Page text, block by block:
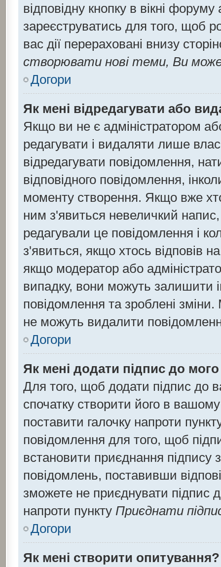
відповідну кнопку в вікні
зареєструватись для того, щоб
вас дії перераховані внизу
створювати нові теми, Ви
Догори
Як мені відредагувати або
Якщо ви не є адміністратором
редагувати і видаляти лише
відредагувати повідомлення,
відповідного повідомлення,
моменту створення. Якщо вже
ним з'явиться невеличкий напис,
редагували це повідомлення і
з'явиться, якщо хтось відповів
якщо модератор або
випадку, вони можуть залишити
повідомлення та зроблені
не можуть видалити
Догори
Як мені додати підпис до
Для того, щоб додати підпис до
спочатку створити його в
поставити галочку напроти
повідомлення для того, щоб
встановити приєднання
повідомлень, поставивши
зможете не приєднувати підпис
напроти пункту Приєднати
Догори
Як мені створити опитування?